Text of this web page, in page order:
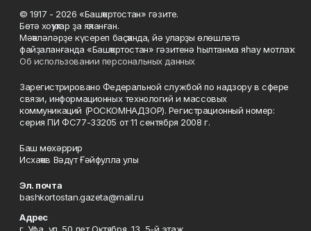
© 1917 - 2026 «Башҡортостан» гәзите.
Бөтә хоҡуҡтар ҙа яҡланған.
Мәҡәләләрҙе күсереп баҫҡанда, йә уларҙы өлөшләтә
файҙаланғанда «Башҡортостан» гәзитенә һылтанма яһау мотлаҡ.
Об использовании персональных данных
Зарегистрировано Федеральной службой по надзору в сфере
связи, информационных технологий и массовых
коммуникаций (РОСКОМНАДЗОР). Регистрационный номер:
серия ПИ ФС77-33205 от 11 сентября 2008 г.
Баш мөхәррир
Исхаҡов Вәдүт Ғәйфулла улы
Эл. почта
bashkortostan.gazeta@mail.ru
Адрес